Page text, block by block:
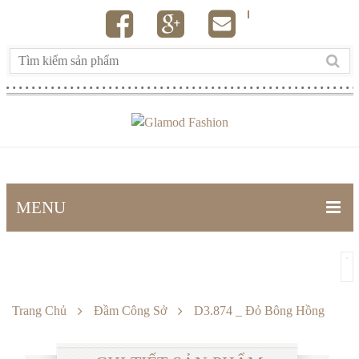
MENU
Đầm công sở
Trang Chủ Đầm Công Sở D3.874 _ Đỏ Bông Hồng